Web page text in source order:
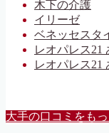
木下の介護
イリーゼ
ベネッセスタ
レオパレス21
レオパレス21
大手の口コミをもっ